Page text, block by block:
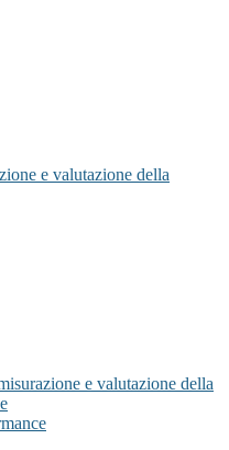
e valutazione della
e valutazione della